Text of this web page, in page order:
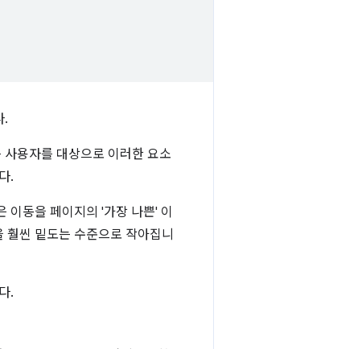
.
용자를 대상으로 이러한 요소
.
이동을 페이지의 '가장 나쁜' 이
훨씬 밑도는 수준으로 작아집니
.